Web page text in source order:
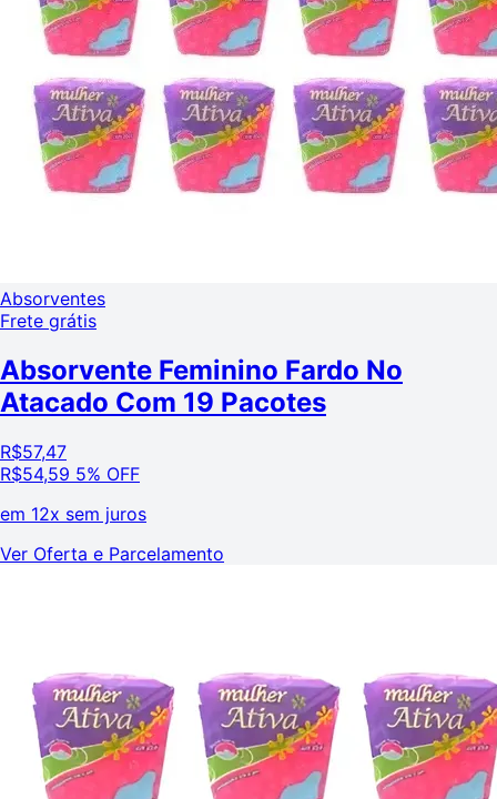
Absorventes
Frete grátis
Absorvente Feminino Fardo No
Atacado Com 19 Pacotes
R$57,47
R$54,59 5% OFF
em 12x sem juros
Ver Oferta e Parcelamento